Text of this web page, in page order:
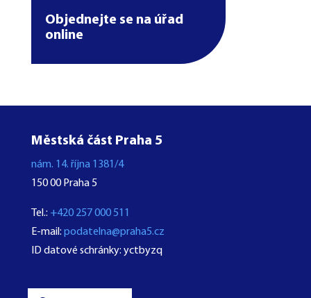
Objednejte se na úřad
online
Městská část Praha 5
nám. 14. října 1381/4
150 00 Praha 5
Tel.: +420 257 000 511
E-mail: podatelna@praha5.cz
ID datové schránky: yctbyzq